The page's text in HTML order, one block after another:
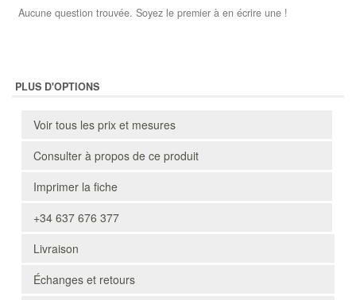
Aucune question trouvée. Soyez le premier à en écrire une !
PLUS D'OPTIONS
Voir tous les prix et mesures
Consulter à propos de ce produit
Imprimer la fiche
+34 637 676 377
Livraison
Échanges et retours